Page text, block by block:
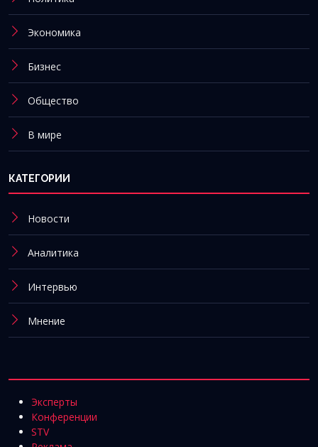
Экономика
Бизнес
Общество
В мире
КАТЕГОРИИ
Новости
Аналитика
Интервью
Мнение
Эксперты
Конференции
STV